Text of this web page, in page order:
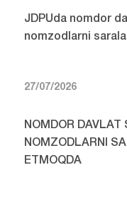
JDPUda nomdor
nomzodlarni
27/07/2026
NOMDOR DAVLAT
NOMZODLARNI
ETMOQDA